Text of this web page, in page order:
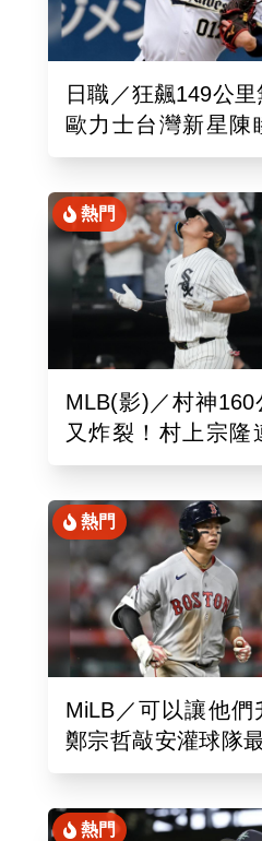
日職／狂飆149公里
歐力士台灣新星陳
先發5局好投技驚四
熱門
MLB(影)／村神160
又炸裂！村上宗隆
砲 第26轟再寫日
熱門
MiLB／可以讓他們
鄭宗哲敲安灌球隊
混血「龍仔」單場
熱門